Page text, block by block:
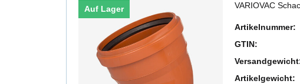
Auf Lager VARIOVAC
Artikelnummer:
GTIN:
Artikelgewicht: